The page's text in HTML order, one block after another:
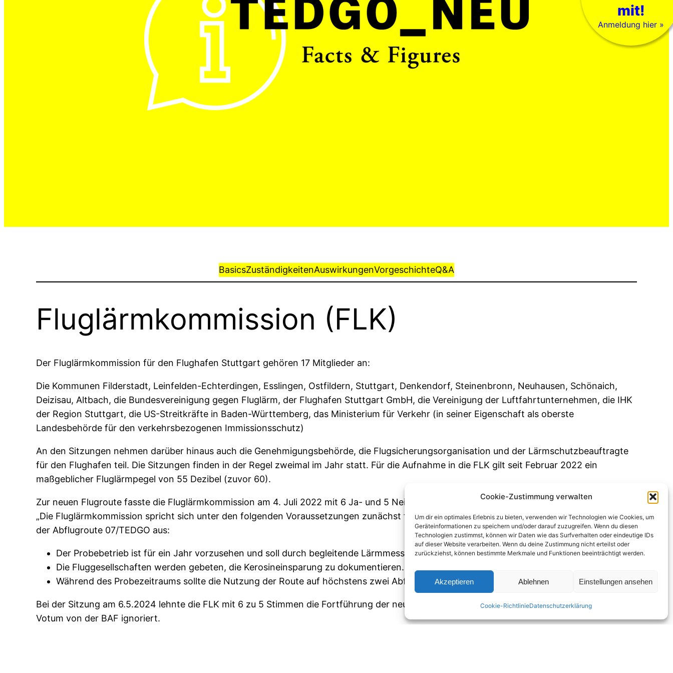
Cookie-Zustimmung verwalten
Um dir ein optimales Erlebnis zu bieten, verwenden wir Technologien wie Cookies, um
Geräteinformationen zu speichern und/oder darauf zuzugreifen. Wenn du diesen
Technologien zustimmst, können wir Daten wie das Surfverhalten oder eindeutige IDs
auf dieser Website verarbeiten. Wenn du deine Zustimmung nicht erteilst oder
zurückziehst, können bestimmte Merkmale und Funktionen beeinträchtigt werden.
Akzeptieren Ablehnen Einstellungen ansehen
Cookie-RichtlinieDatenschutzerklärung
mit!
Anmeldung hier »
BasicsZuständigkeitenAuswirkungenVorgeschichteQ&A
Fluglärmkommission (FLK)
Der Fluglärmkommission für den Flughafen Stuttgart gehören 17 Mitglieder an:
Die Kommunen Filderstadt, Leinfelden-Echterdingen, Esslingen, Ostfildern, Stuttgart, Denkendorf, Steinenbronn, Neuhausen, Schönaich,
Deizisau, Altbach, die Bundesvereinigung gegen Fluglärm, der Flughafen Stuttgart GmbH, die Vereinigung der Luftfahrtunternehmen, die IHK
der Region Stuttgart, die US-Streitkräfte in Baden-Württemberg, das Ministerium für Verkehr (in seiner Eigenschaft als oberste
Landesbehörde für den verkehrsbezogenen Immissionsschutz)
An den Sitzungen nehmen darüber hinaus auch die Genehmigungsbehörde, die Flugsicherungsorganisation und der Lärmschutzbeauftragte
für den Flughafen teil. Die Sitzungen finden in der Regel zweimal im Jahr statt. Für die Aufnahme in die FLK gilt seit Februar 2022 ein
maßgeblicher Fluglärmpegel von 55 Dezibel (zuvor 60).
Zur neuen Flugroute fasste die Fluglärmkommission am 4. Juli 2022 mit 6 Ja- und 5 Nein-Stimmen folgenden Beschluss:
„Die Fluglärmkommission spricht sich unter den folgenden Voraussetzungen zunächst für einen Probebetrieb der vorgeschlagenen Änderung
der Abflugroute 07/TEDGO aus:
Der Probebetrieb ist für ein Jahr vorzusehen und soll durch begleitende Lärmmessungen evaluiert werden.
Die Fluggesellschaften werden gebeten, die Kerosineinsparung zu dokumentieren.
Während des Probezeitraums sollte die Nutzung der Route auf höchstens zwei Abflüge pro Stunde begrenzt werden.“
Bei der Sitzung am 6.5.2024 lehnte die FLK mit 6 zu 5 Stimmen die Fortführung der neuen Abflugroute TEDGO_NEU ab. Bisher wird dieses
Votum von der BAF ignoriert.